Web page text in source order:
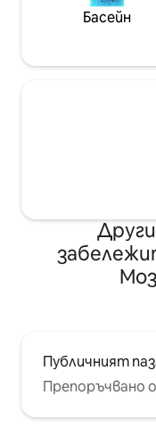
Басейн
Публичният
Препоръчвано